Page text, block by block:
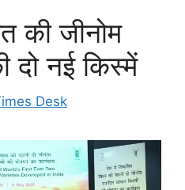
की जीनोम
दो नई किस्में
Desk